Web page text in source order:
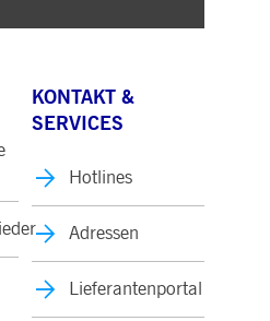
KONTAKT &
SERVICES
Hotlines
Adressen
Lieferantenportal